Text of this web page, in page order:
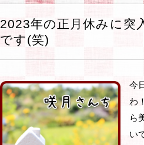
2023年の正月休みに突
です(笑)
今
わ
ら
い